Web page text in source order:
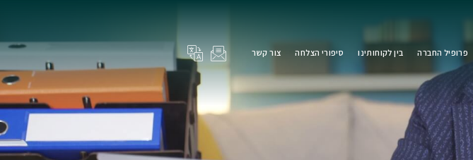
פרופיל החברה בין לקוחותינו סיפורי הצלחה צור קשר